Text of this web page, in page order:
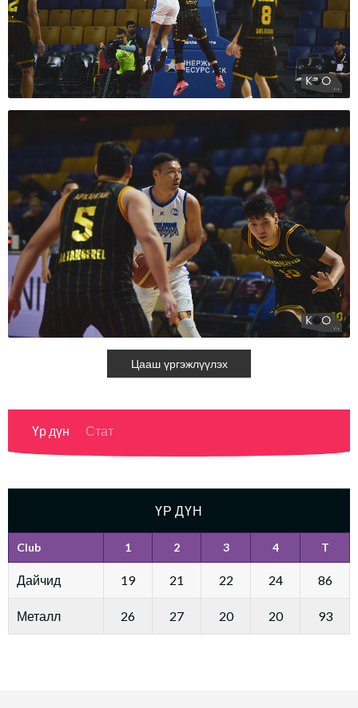
Цааш үргэжлүүлэх
Үр дүн Стат
ҮР ДҮН
Club 1 2 3 4 T
Дайчид 19 21 22 24 86
Металл 26 27 20 20 93